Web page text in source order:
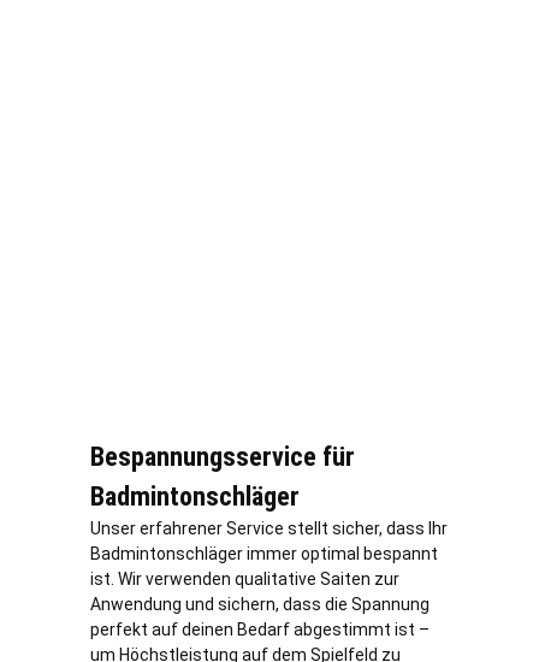
Bespannungsservice für
Badmintonschläger
Unser erfahrener Service stellt sicher, dass Ihr
Badmintonschläger immer optimal bespannt
ist. Wir verwenden qualitative Saiten zur
Anwendung und sichern, dass die Spannung
perfekt auf deinen Bedarf abgestimmt ist –
um Höchstleistung auf dem Spielfeld zu